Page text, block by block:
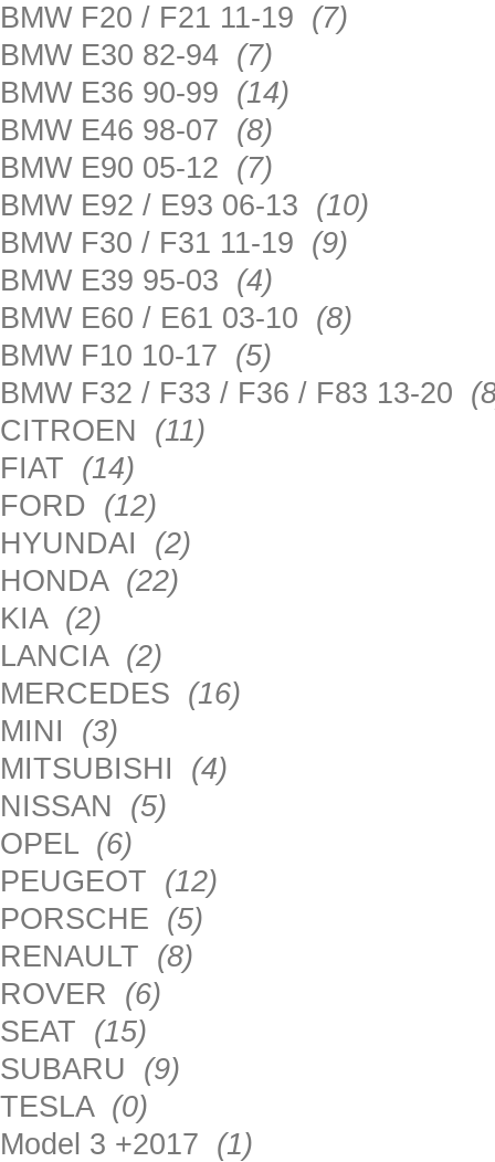
BMW F20 / F21 11-19 (7)
BMW E30 82-94 (7)
BMW E36 90-99 (14)
BMW E46 98-07 (8)
BMW E90 05-12 (7)
BMW E92 / E93 06-13 (10)
BMW F30 / F31 11-19 (9)
BMW E39 95-03 (4)
BMW E60 / E61 03-10 (8)
BMW F10 10-17 (5)
BMW F32 / F33 / F36 / F83 13-20
CITROEN (11)
FIAT (14)
FORD (12)
HYUNDAI (2)
HONDA (22)
KIA (2)
LANCIA (2)
MERCEDES (16)
MINI (3)
MITSUBISHI (4)
NISSAN (5)
OPEL (6)
PEUGEOT (12)
PORSCHE (5)
RENAULT (8)
ROVER (6)
SEAT (15)
SUBARU (9)
TESLA (0)
Model 3 +2017 (1)